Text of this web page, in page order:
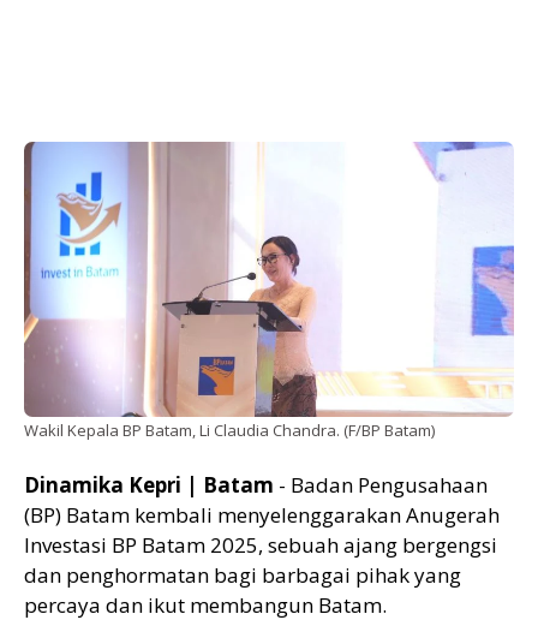
Wakil Kepala BP Batam, Li Claudia Chandra. (F/BP Batam)
Dinamika Kepri | Batam - Badan Pengusahaan
(BP) Batam kembali menyelenggarakan Anugerah
Investasi BP Batam 2025, sebuah ajang bergengsi
dan penghormatan bagi barbagai pihak yang
percaya dan ikut membangun Batam.